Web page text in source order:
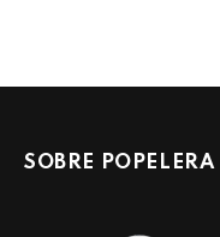
SOBRE POPELERA